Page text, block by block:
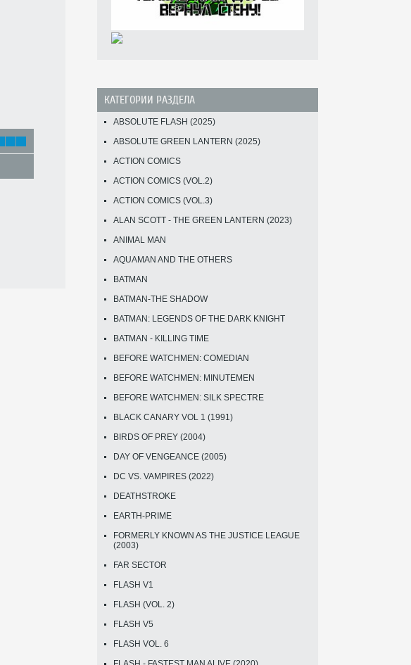
КАТЕГОРИИ РАЗДЕЛА
ABSOLUTE FLASH (2025)
ABSOLUTE GREEN LANTERN (2025)
ACTION COMICS
ACTION COMICS (VOL.2)
ACTION COMICS (VOL.3)
ALAN SCOTT - THE GREEN LANTERN (2023)
ANIMAL MAN
AQUAMAN AND THE OTHERS
BATMAN
BATMAN-THE SHADOW
BATMAN: LEGENDS OF THE DARK KNIGHT
BATMAN - KILLING TIME
BEFORE WATCHMEN: COMEDIAN
BEFORE WATCHMEN: MINUTEMEN
BEFORE WATCHMEN: SILK SPECTRE
BLACK CANARY VOL 1 (1991)
BIRDS OF PREY (2004)
DAY OF VENGEANCE (2005)
DC VS. VAMPIRES (2022)
DEATHSTROKE
EARTH-PRIME
FORMERLY KNOWN AS THE JUSTICE LEAGUE
(2003)
FAR SECTOR
FLASH V1
FLASH (VOL. 2)
FLASH V5
FLASH VOL. 6